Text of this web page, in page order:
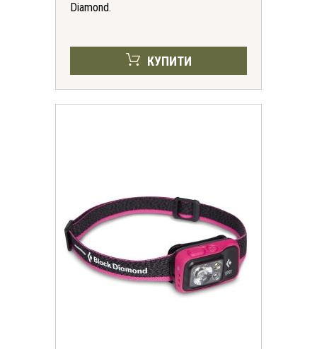
Diamond.
КУПИТИ